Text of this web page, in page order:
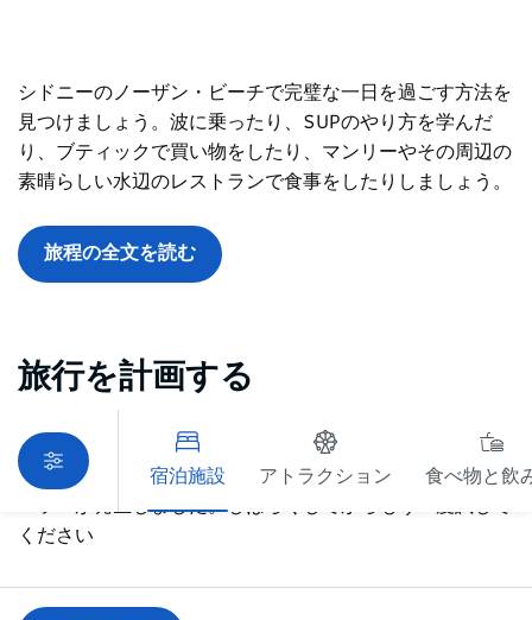
シドニーのノーザン・ビーチで完璧な一日を過ごす方法を
見つけましょう。波に乗ったり、SUPのやり方を学んだ
り、ブティックで買い物をしたり、マンリーやその周辺の
素晴らしい水辺のレストランで食事をしたりしましょう。
旅程の全文を読む
旅行を計画する
宿泊施設 アトラクション
食べ物と飲
エラーが発生しました。しばらくしてからもう一度試して
ください